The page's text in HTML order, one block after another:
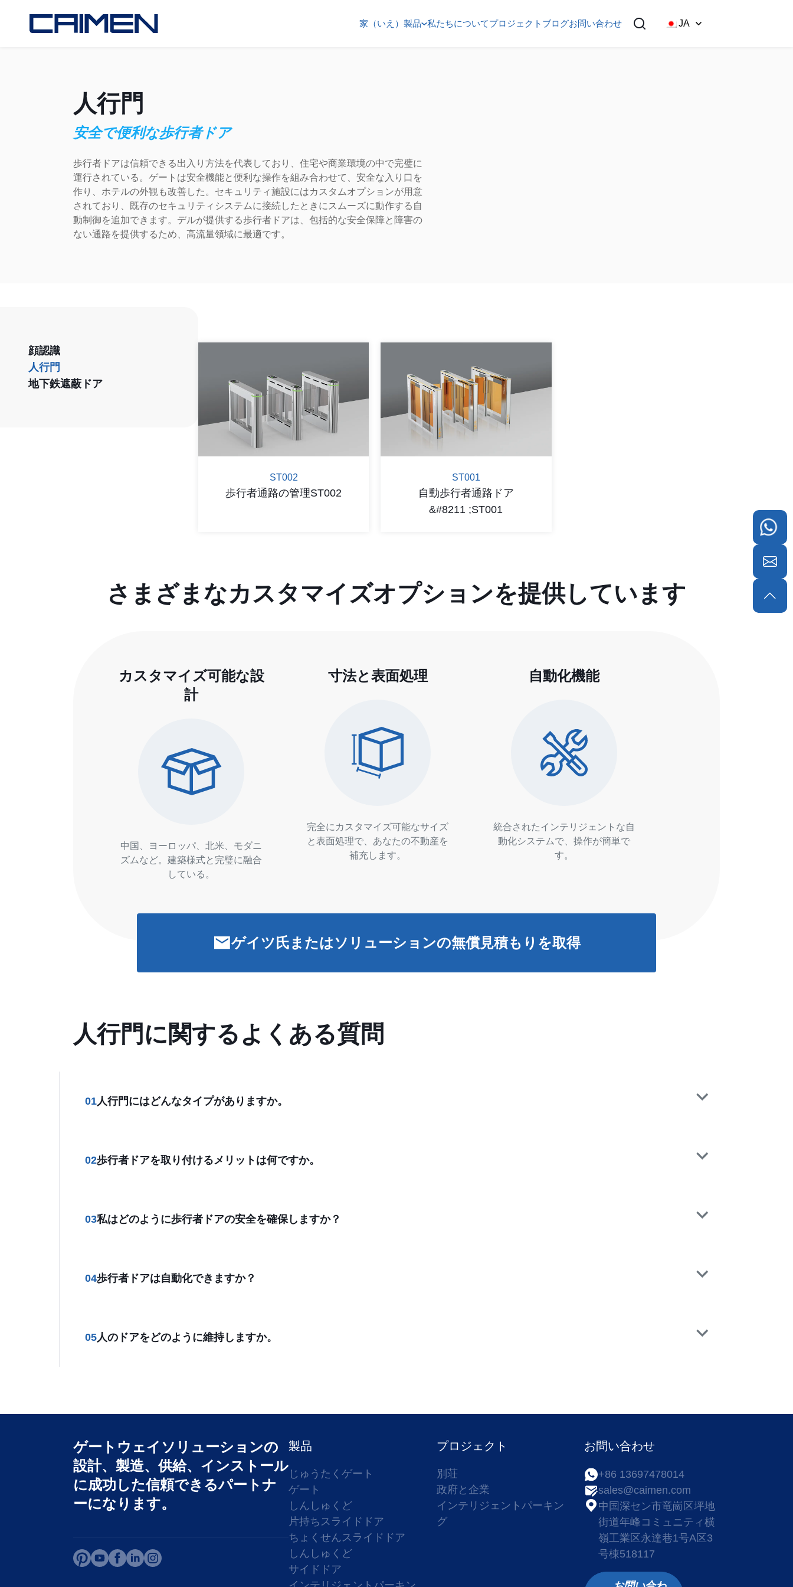
家（いえ） 製品 私たちについてプロジェクト ブログお問い合わせ JA
人行門
安全で便利な歩行者ドア
歩行者ドアは信頼できる出入り方法を代表しており、住宅や商業環境の中で完璧に
運行されている。ゲートは安全機能と便利な操作を組み合わせて、安全な入り口を
作り、ホテルの外観も改善した。セキュリティ施設にはカスタムオプションが用意
されており、既存のセキュリティシステムに接続したときにスムーズに動作する自
動制御を追加できます。デルが提供する歩行者ドアは、包括的な安全保障と障害の
ない通路を提供するため、高流量領域に最適です。
顔認識
人行門
地下鉄遮蔽ドア
ST002
歩行者通路の管理ST002
ST001
自動歩行者通路ドア
&#8211 ;ST001
さまざまなカスタマイズオプションを提供しています
カスタマイズ可能な設
計
中国、ヨーロッパ、北米、モダニ
ズムなど。建築様式と完璧に融合
している。
寸法と表面処理
完全にカスタマイズ可能なサイズ
と表面処理で、あなたの不動産を
補充します。
自動化機能
統合されたインテリジェントな自
動化システムで、操作が簡単で
す。
ゲイツ氏またはソリューションの無償見積もりを取得
人行門に関するよくある質問
01人行門にはどんなタイプがありますか。
02歩行者ドアを取り付けるメリットは何ですか。
03私はどのように歩行者ドアの安全を確保しますか？
04歩行者ドアは自動化できますか？
05人のドアをどのように維持しますか。
ゲートウェイソリューションの
設計、製造、供給、インストール
に成功した信頼できるパートナ
ーになります。
製品
じゅうたくゲート
ゲート
しんしゅくど
片持ちスライドドア
ちょくせんスライドドア
しんしゅくど
サイドドア
プロジェクト
別荘
政府と企業
インテリジェントパーキン
グ
お問い合わせ
+86 13697478014
sales@caimen.com
中国深セン市竜崗区坪地
街道年峰コミュニティ横
嶺工業区永達巷1号A区3
号棟518117